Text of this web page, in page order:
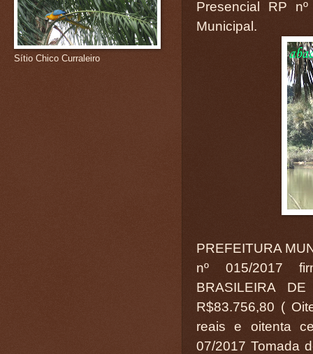
Presencial RP
Municipal.
PREFEITURA
nº 015/2017
BRASILEIRA
R$83.756,80 (
reais e oitenta
07/2017 Tomada
Sítio Chico Curraleiro